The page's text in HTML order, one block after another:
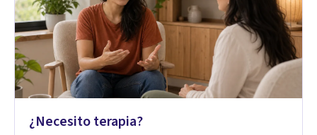
¿Necesito terapia?